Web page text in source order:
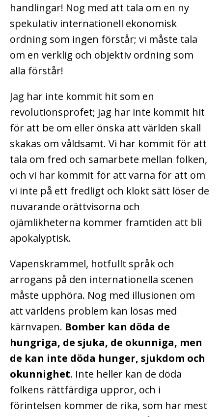
handlingar! Nog med att tala om en ny
spekulativ internationell ekonomisk
ordning som ingen förstår; vi måste tala
om en verklig och objektiv ordning som
alla förstår!
Jag har inte kommit hit som en
revolutionsprofet; jag har inte kommit hit
för att be om eller önska att världen skall
skakas om våldsamt. Vi har kommit för att
tala om fred och samarbete mellan folken,
och vi har kommit för att varna för att om
vi inte på ett fredligt och klokt sätt löser de
nuvarande orättvisorna och
ojämlikheterna kommer framtiden att bli
apokalyptisk.
Vapenskrammel, hotfullt språk och
arrogans på den internationella scenen
måste upphöra. Nog med illusionen om
att världens problem kan lösas med
kärnvapen. Bomber kan döda de
hungriga, de sjuka, de okunniga, men
de kan inte döda hunger, sjukdom och
okunnighet. Inte heller kan de döda
folkens rättfärdiga uppror, och i
förintelsen kommer de rika, som har mest